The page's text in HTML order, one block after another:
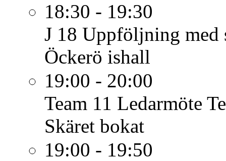
18:30 - 19:30
J 18 Uppföljning med
Öckerö ishall
19:00 - 20:00
Team 11 Ledarmöte
Skäret bokat
19:00 - 19:50